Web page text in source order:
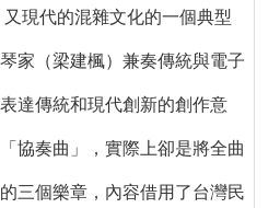
現代的混雜文化的一個典型
家（梁建楓）兼奏傳統與電子
達傳統和現代創新的創作意
協奏曲」，實際上卻是將全曲
三個樂章，內容借用了台灣民